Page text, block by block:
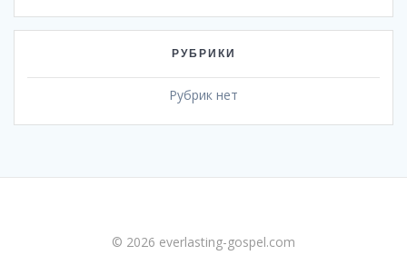
РУБРИКИ
Рубрик нет
© 2026 everlasting-gospel.com